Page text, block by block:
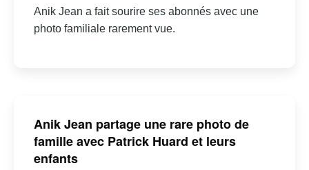
Anik Jean a fait sourire ses abonnés avec une
photo familiale rarement vue.
Anik Jean partage une rare photo de
famille avec Patrick Huard et leurs
enfants